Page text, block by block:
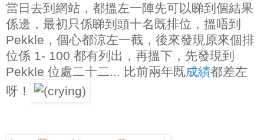
當日去到網站，都搵左一陣先可以睇到個結果
係邊，最初只係睇到頭十名既排位，搵唔到
Pekkle，個心都涼左一截，後來發現原來個排
位係 1- 100 都有列出，再搵下，先發現到
Pekkle 位處二十二... 比前兩年既成績都差左
呀！